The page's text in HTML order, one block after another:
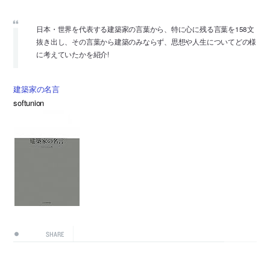
日本・世界を代表する建築家の言葉から、特に心に残る言葉を158文
抜き出し、その言葉から建築のみならず、思想や人生についてどの様
に考えていたかを紹介!
建築家の名言
softunion
SHARE